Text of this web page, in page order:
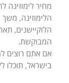
מחיר לימוזינה
הלימוזינה,
הלוקיישנים,
המבוקשת.
אם אתם רוצים
בישראל, תוכלו